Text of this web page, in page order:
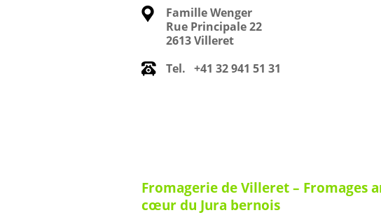
Famille Wenger
Rue Principale 22
2613 Villeret
Tel. +41 32 941 51 31
Fromagerie de Villeret – Fromages
cœur du Jura bernois